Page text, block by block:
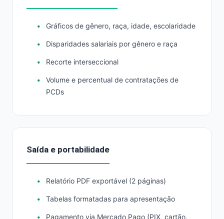
Gráficos de gênero, raça, idade, escolaridade
Disparidades salariais por gênero e raça
Recorte interseccional
Volume e percentual de contratações de
PCDs
Saída e portabilidade
Relatório PDF exportável (2 páginas)
Tabelas formatadas para apresentação
Pagamento via Mercado Pago (PIX, cartão,